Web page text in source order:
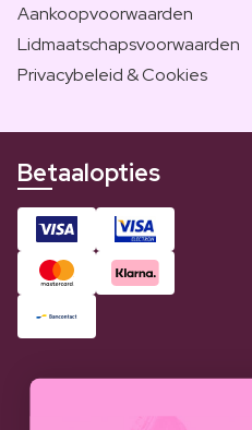
Aankoopvoorwaarden
Lidmaatschapsvoorwaarden
Privacybeleid & Cookies
Betaalopties